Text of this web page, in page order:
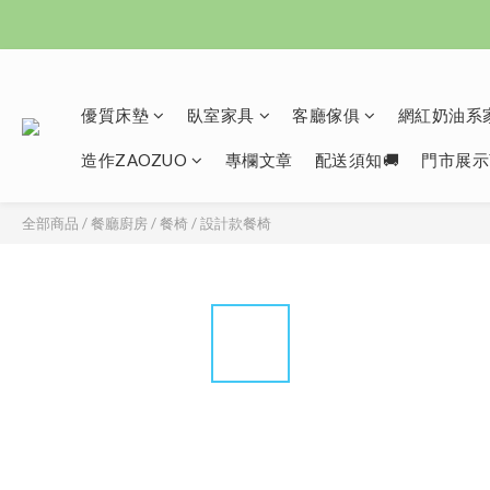
優質床墊 臥室家具 客廳傢俱 網紅奶油
造作ZAOZUO 專欄文章 配送須知🚚 門市展
全部商品 / 餐廳廚房/ 餐椅/設計款餐椅